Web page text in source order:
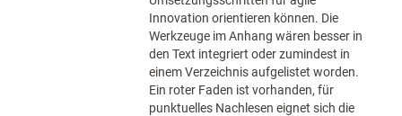
Innovation orientieren können. Die
Werkzeuge im Anhang wären besser in
den Text integriert oder zumindest in
einem Verzeichnis aufgelistet worden.
Ein roter Faden ist vorhanden, für
punktuelles Nachlesen eignet sich die